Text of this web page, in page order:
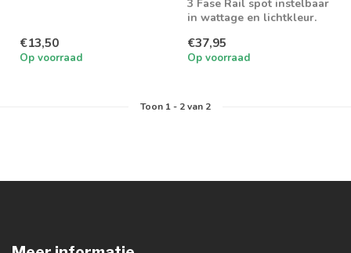
€13,50
Op voorraad
3 Fase Rail spot instelbaar
in wattage en lichtkleur.
€37,95
Op voorraad
Toon 1- 2van 2